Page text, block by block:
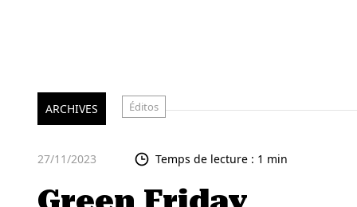
ARCHIVES Éditos
27/11/2023 Temps de lecture : 1 min